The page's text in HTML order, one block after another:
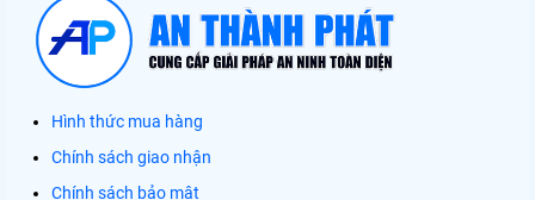
Hình thức mua hàng
Chính sách giao nhận
Chính sách bảo mật